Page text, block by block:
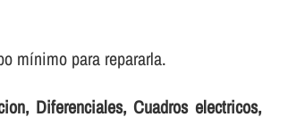
mí­nimo para repararla.
Diferenciales, Cuadros electricos,